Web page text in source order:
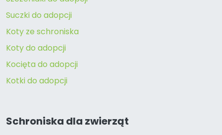
Suczki do adopcji
Koty ze schroniska
Koty do adopcji
Kocięta do adopcji
Kotki do adopcji
Schroniska dla zwierząt